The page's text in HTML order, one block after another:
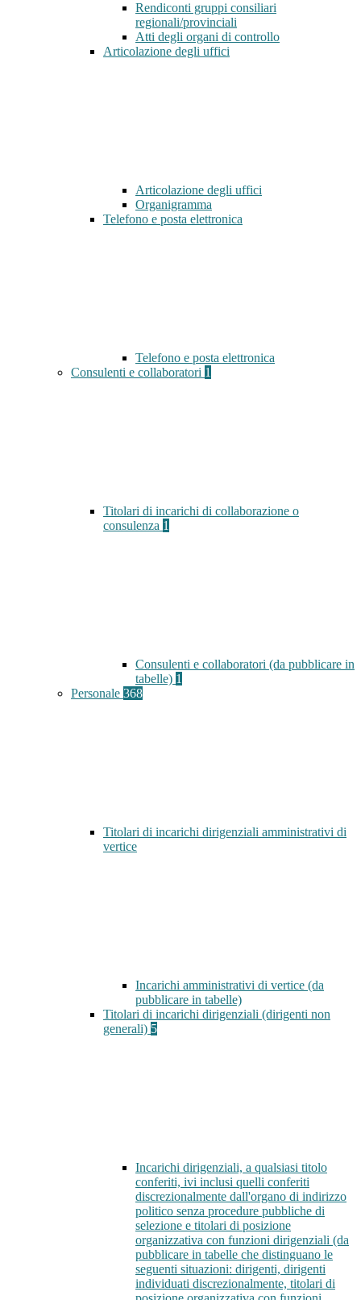
Rendiconti gruppi consiliari
regionali/provinciali
Atti degli organi di controllo
Articolazione degli uffici
Articolazione degli uffici
Organigramma
Telefono e posta elettronica
Telefono e posta elettronica
Consulenti e collaboratori 1
Titolari di incarichi di collaborazione o
consulenza 1
Consulenti e collaboratori (da pubblicare in
tabelle) 1
Personale 368
Titolari di incarichi dirigenziali amministrativi di
vertice
Incarichi amministrativi di vertice (da
pubblicare in tabelle)
Titolari di incarichi dirigenziali (dirigenti non
generali) 5
Incarichi dirigenziali, a qualsiasi titolo
conferiti, ivi inclusi quelli conferiti
discrezionalmente dall'organo di indirizzo
politico senza procedure pubbliche di
selezione e titolari di posizione
organizzativa con funzioni dirigenziali (da
pubblicare in tabelle che distinguano le
seguenti situazioni: dirigenti, dirigenti
individuati discrezionalmente, titolari di